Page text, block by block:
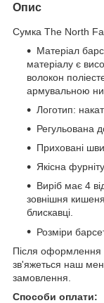
Опис
Сумка The North
Матеріал
матеріалу є
волокон
армувальною
Логотип:
Регульована
Приховані шви.
Якісна
Виріб має 4
зовнішня
блискавці.
Розміри
Після
зв'яжеться наш
замовлення.
Способи оплати: